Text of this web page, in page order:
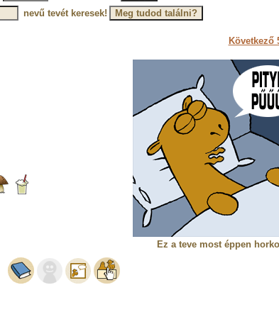
nevű tevét keresek!
Következő
Ez a teve most éppen